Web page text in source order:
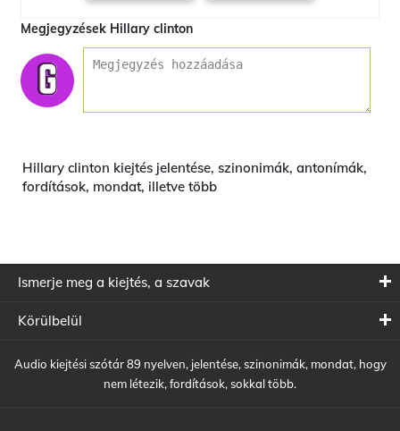
Megjegyzések Hillary clinton
Hillary clinton kiejtés jelentése, szinonimák, antonímák,
fordítások, mondat, illetve több
Ismerje meg a kiejtés, a szavak
Körülbelül
Audio kiejtési szótár 89 nyelven, jelentése, szinonimák, mondat, hogy
nem létezik, fordítások, sokkal több.